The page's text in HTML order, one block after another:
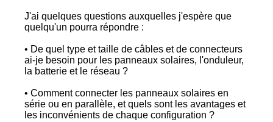
J'ai quelques questions auxquelles j'espère que
quelqu'un pourra répondre :
• De quel type et taille de câbles et de connecteurs
ai-je besoin pour les panneaux solaires, l'onduleur,
la batterie et le réseau ?
• Comment connecter les panneaux solaires en
série ou en parallèle, et quels sont les avantages et
les inconvénients de chaque configuration ?